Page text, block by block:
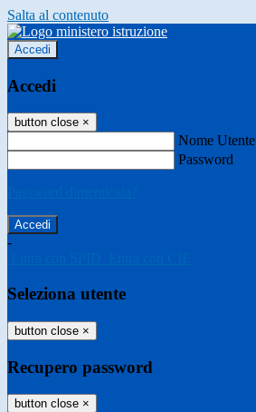
Salta al contenuto
Accedi
Accedi
button close ×
Nome Utente
Password
-
Seleziona utente
button close ×
Recupero password
button close ×